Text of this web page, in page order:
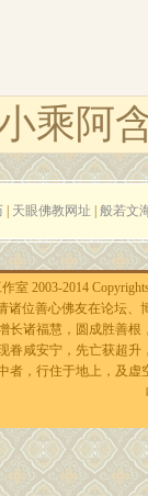
乘阿
天眼佛教网址 般若文
室 2003-2014
诸位善心佛友在论坛
长诸福慧，圆成胜善
眷咸安宁，先亡获超
者，行住于地上，及